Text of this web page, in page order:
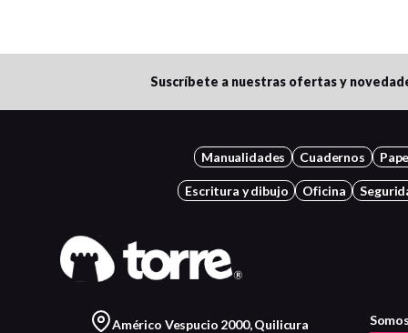
Suscríbete a nuestras ofertas y
Manualidades Cuadernos
Escritura y dibujo Oficina
Américo Vespucio 2000, Quilicura